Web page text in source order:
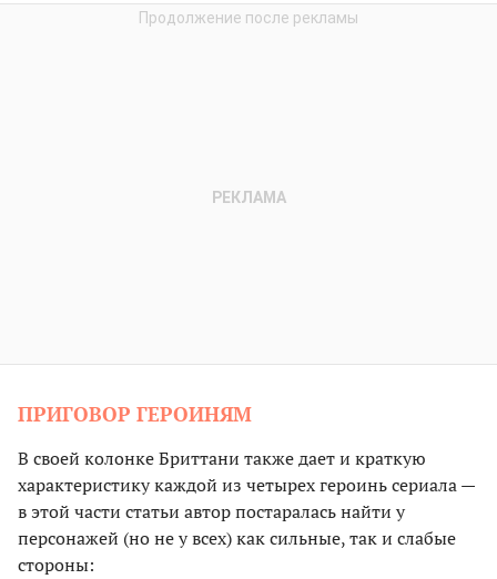
ПРИГОВОР ГЕРОИНЯМ
В своей колонке Бриттани также дает и краткую
характеристику каждой из четырех героинь сериала —
в этой части статьи автор постаралась найти у
персонажей (но не у всех) как сильные, так и слабые
стороны: